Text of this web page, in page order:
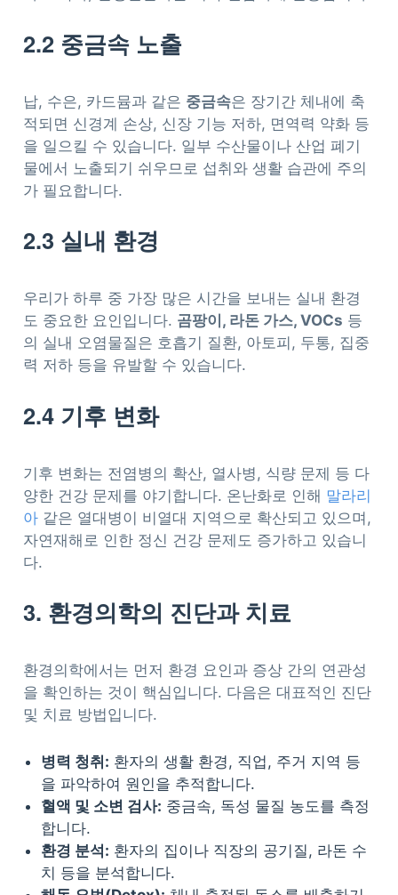
2.2 중금속 노출
납, 수은, 카드뮴과 같은 중금속은 장기간 체내에 축
적되면 신경계 손상, 신장 기능 저하, 면역력 약화 등
을 일으킬 수 있습니다. 일부 수산물이나 산업 폐기
물에서 노출되기 쉬우므로 섭취와 생활 습관에 주의
가 필요합니다.
2.3 실내 환경
우리가 하루 중 가장 많은 시간을 보내는 실내 환경
도 중요한 요인입니다. 곰팡이, 라돈 가스, VOCs 등
의 실내 오염물질은 호흡기 질환, 아토피, 두통, 집중
력 저하 등을 유발할 수 있습니다.
2.4 기후 변화
기후 변화는 전염병의 확산, 열사병, 식량 문제 등 다
양한 건강 문제를 야기합니다. 온난화로 인해 말라리
아 같은 열대병이 비열대 지역으로 확산되고 있으며,
자연재해로 인한 정신 건강 문제도 증가하고 있습니
다.
3. 환경의학의 진단과 치료
환경의학에서는 먼저 환경 요인과 증상 간의 연관성
을 확인하는 것이 핵심입니다. 다음은 대표적인 진단
및 치료 방법입니다.
병력 청취: 환자의 생활 환경, 직업, 주거 지역 등
을 파악하여 원인을 추적합니다.
혈액 및 소변 검사: 중금속, 독성 물질 농도를 측정
합니다.
환경 분석: 환자의 집이나 직장의 공기질, 라돈 수
치 등을 분석합니다.